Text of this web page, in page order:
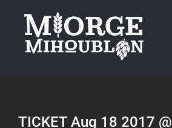
contenu
TICKET Aug 18 2017 @